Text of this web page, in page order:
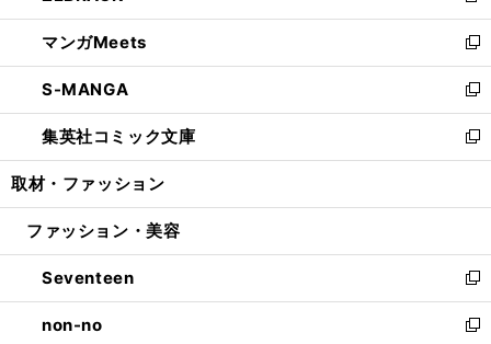
開
く
ウ
で
開
く
ン
ド
ウ
で
開
く
ウ
ィ
ン
ド
ウ
で
開
し
い
ウ
ィ
ン
ド
ウ
開
マンガMeets
新
し
い
ウ
ィ
ン
ウ
開
く
S-MANGA
新
し
い
ウ
ン
ウ
で
開
く
集英社コミック文庫
新
し
ウ
ン
ド
ウ
で
取材・ファッション
ファッション・美容
Seventeen
新
し
い
non-no
新